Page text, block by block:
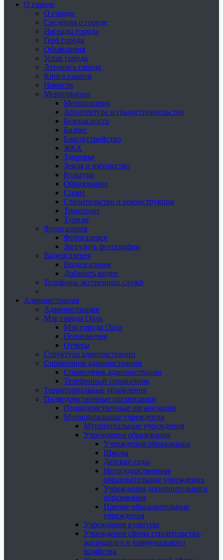
О городе
О городе
Сведения о городе
Награды города
Герб города
Объявления
Устав города
Летопись города
Книга памяти
Новости
Мероприятия
Мероприятия
Архитектура и градостроительство
Безопасность
Бизнес
Благоустройство
ЖКХ
Здоровье
Земля и имущество
Культура
Образование
Спорт
Строительство и реконструкция
Транспорт
Туризм
Фотогалерея
Фотогалерея
Загрузить фотографии
Видеогалерея
Видеогалерея
Добавить видео
Телефоны экстренных служб
Администрация
Администрация
Мэр города Орла
Мэр города Орла
Полномочия
Отчеты
Структура администрации
Справочник администрации
Справочник администрации
Телефонный справочник
Территориальные управления
Подведомственные организации
Подведомственные организации
Муниципальные учреждения
Муниципальные учреждения
Учреждения образования
Учреждения образования
Школы
Детские сады
Негосударственные
образовательные учреждения
Учреждения дополнительного
образования
Прочие образовательные
учреждения
Учреждения культуры
Учреждения сферы строительства,
жилищного и коммунального
хозяйства